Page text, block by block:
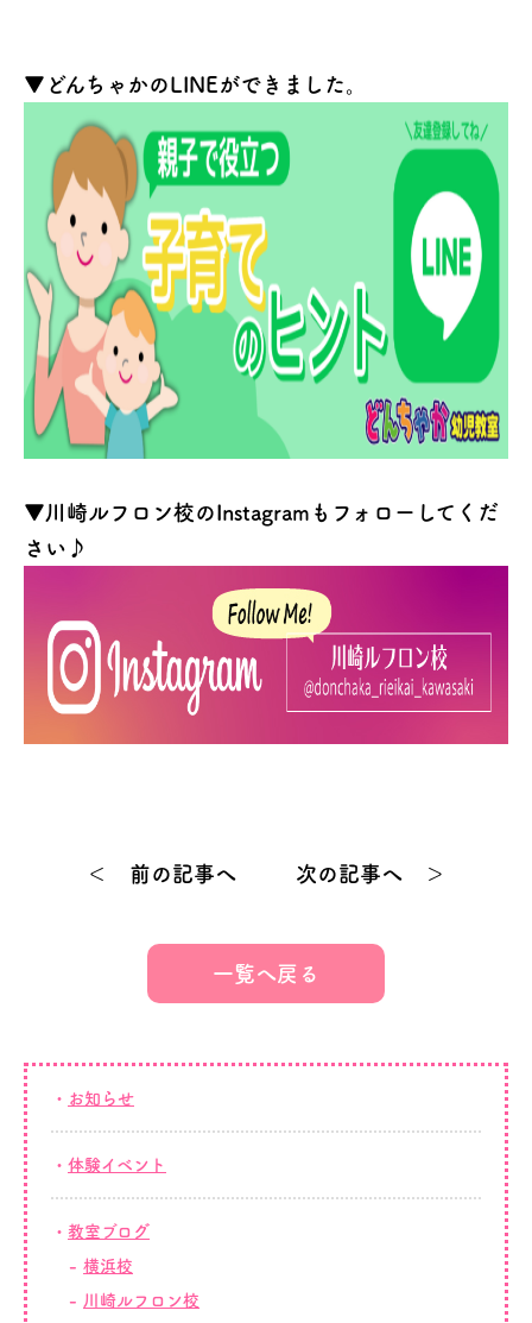
▼どんちゃかのLINEができました。
▼川崎ルフロン校のInstagramもフォローしてくだ
さい♪
＜ 前の記事へ 次の記事へ ＞
一覧へ戻る
お知らせ
体験イベント
教室ブログ
横浜校
川崎ルフロン校